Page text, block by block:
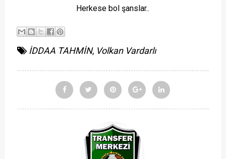
Herkese bol şanslar..
İDDAA TAHMİN, Volkan Vardarlı